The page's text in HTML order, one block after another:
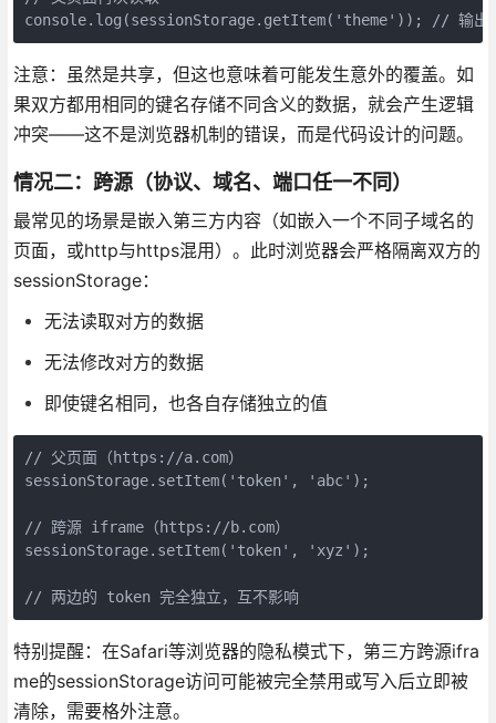
console.log(sessionStorage.getItem('theme')); // 输
注意：虽然是共享，但这也意味着可能发生意外的覆盖。如
果双方都用相同的键名存储不同含义的数据，就会产生逻辑
冲突——这不是浏览器机制的错误，而是代码设计的问题。
情况二：跨源（协议、域名、端口任一不同）
最常见的场景是嵌入第三方内容（如嵌入一个不同子域名的
页面，或http与https混用）。此时浏览器会严格隔离双方的
sessionStorage：
无法读取对方的数据
无法修改对方的数据
即使键名相同，也各自存储独立的值
// 父页面（https://a.com）
sessionStorage.setItem('token', 'abc');
// 跨源 iframe（https://b.com）
sessionStorage.setItem('token', 'xyz');
// 两边的 token 完全独立，互不影响
特别提醒：在Safari等浏览器的隐私模式下，第三方跨源ifra
me的sessionStorage访问可能被完全禁用或写入后立即被
清除，需要格外注意。